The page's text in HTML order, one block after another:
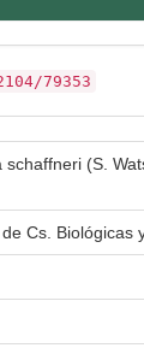
79353
(S.
Cs. Biológicas